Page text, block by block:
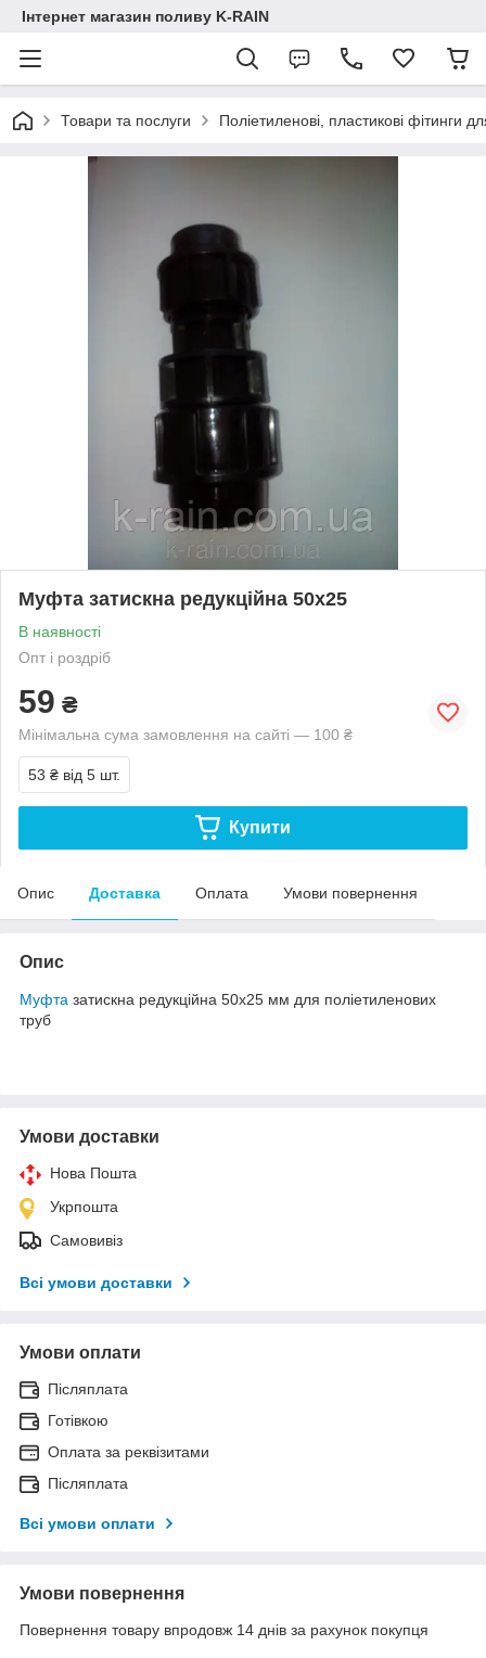
Інтернет магазин поливу K-RAIN
Товари та послуги Поліетиленові, пластикові фітинги
Муфта затискна редукційна 50х25
В наявності
Опт і роздріб
59 ₴
Мінімальна сума замовлення на сайті — 100 ₴
53 ₴ від 5 шт.
Купити
Опис Доставка Оплата Умови повернення
Опис
Муфта затискна редукційна 50х25 мм для поліетиленових
труб
Умови доставки
Нова Пошта
Укрпошта
Самовивіз
Всі умови доставки
Умови оплати
Післяплата
Готівкою
Оплата за реквізитами
Післяплата
Всі умови оплати
Умови повернення
Повернення товару впродовж 14 днів за рахунок покупця